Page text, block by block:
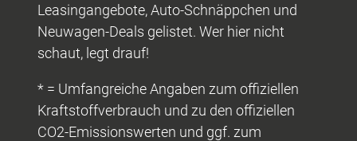
Leasingangebote, Auto-Schnäppchen und
Neuwagen-Deals gelistet. Wer hier nicht
schaut, legt drauf!
* = Umfangreiche Angaben zum offiziellen
Kraftstoffverbrauch und zu den offiziellen
CO2-Emissionswerten und ggf. zum